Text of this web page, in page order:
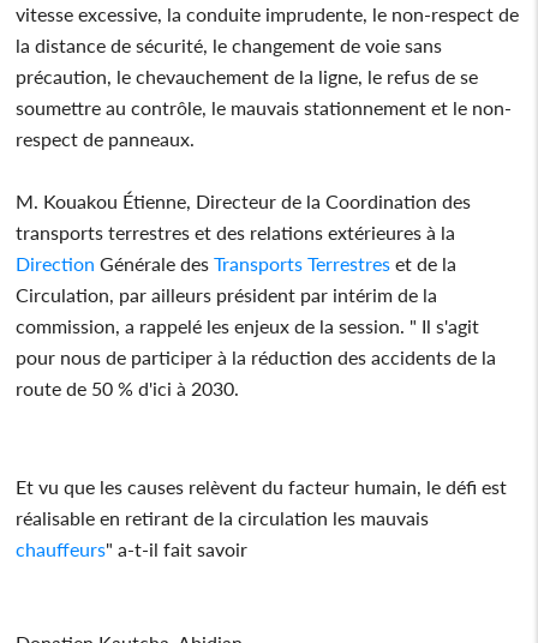
vitesse excessive, la conduite imprudente, le non-respect de
la distance de sécurité, le changement de voie sans
précaution, le chevauchement de la ligne, le refus de se
soumettre au contrôle, le mauvais stationnement et le non-
respect de panneaux.
M. Kouakou Étienne, Directeur de la Coordination des
transports terrestres et des relations extérieures à la
Direction Générale desTransports Terrestres et de la
Circulation, par ailleurs président par intérim de la
commission, a rappelé les enjeux de la session. " Il s'agit
pour nous de participer à la réduction des accidents de la
route de 50 % d'ici à 2030.
Et vu que les causes relèvent du facteur humain, le défi est
réalisable en retirant de la circulation les mauvais
chauffeurs" a-t-il fait savoir